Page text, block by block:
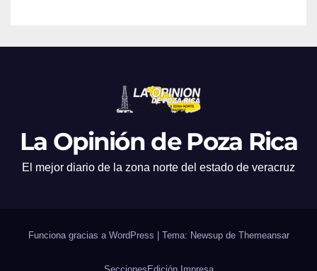
La Opinión de Poza Rica
El mejor diario de la zona norte del estado de veracruz
Funciona gracias a WordPress Tema: Newsup de Themeansar